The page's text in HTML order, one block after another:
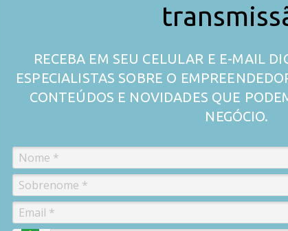
RECEBA EM SEU CELULAR E E-MAIL
ESPECIALISTAS SOBRE O
CONTEÚDOS E NOVIDADES QUE
NEGÓCIO.